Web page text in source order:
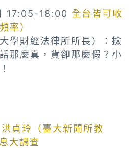
17:05-18:00全台皆可收
率）
學財經法律所所長）
：撿
那麼真，貨卻那麼假？小
洪貞玲（臺大新聞所教
大調查